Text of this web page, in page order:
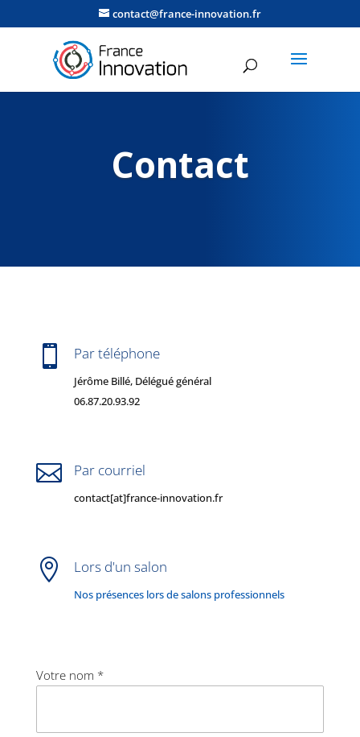
contact@france-innovation.fr
Contact
 Par téléphone
Jérôme Billé, Délégué général
06.87.20.93.92
 Par courriel
contact[at]france-innovation.fr
 Lors d'un salon
Nos présences lors de salons professionnels
Votre nom *